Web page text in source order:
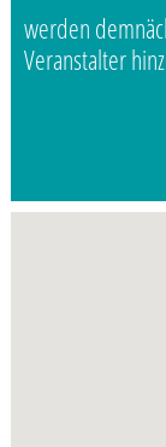
werden
Veranstalter